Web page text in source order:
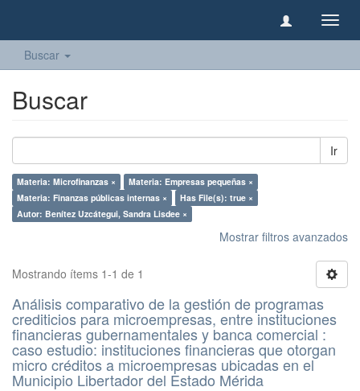
Buscar
Buscar
Ir
Materia: Microfinanzas ×
Materia: Empresas pequeñas ×
Materia: Finanzas públicas internas ×
Has File(s): true ×
Autor: Benítez Uzcátegui, Sandra Lisdee ×
Mostrar filtros avanzados
Mostrando ítems 1-1 de 1
Análisis comparativo de la gestión de programas
crediticios para microempresas, entre instituciones
financieras gubernamentales y banca comercial :
caso estudio: instituciones financieras que otorgan
micro créditos a microempresas ubicadas en el
Municipio Libertador del Estado Mérida